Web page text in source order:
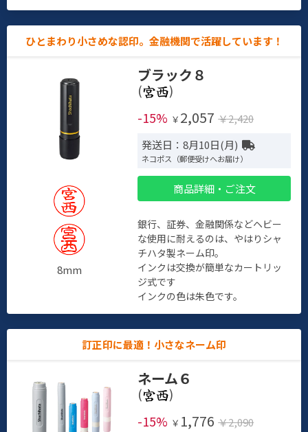
ひとまわり小さめな認印。金融機関で活躍しています！
8mm
ブラック８
(
)
-15% ￥ 2,057 ￥2,420
発送日：8月10日(月)
ネコポス（郵便受けへお届け）
商品詳細・ご注文
銀行、証券、金融関係などヘビー
な使用に耐えるのは、やはりシャ
チハタ製ネーム印。
インクは交換が簡単なカートリッ
ジ式です
インクの色は朱色です。
訂正印に最適！小さなネーム印
ネーム６
(
)
-15% ￥ 1,776 ￥2,090